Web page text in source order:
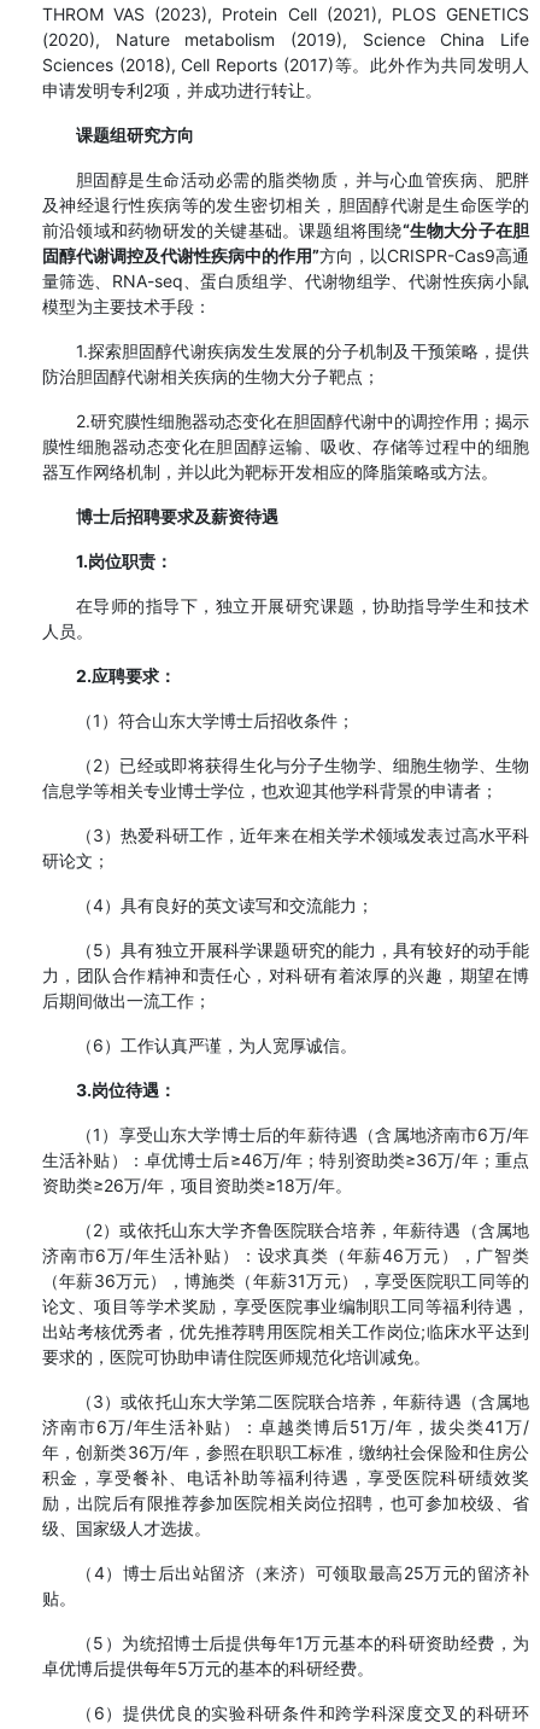
THROM VAS (2023), Protein Cell (2021), PLOS GENETICS
(2020), Nature metabolism (2019), Science China Life
Sciences (2018), Cell Reports (2017)等。此外作为共同发明人
申请发明专利2项，并成功进行转让。
课题组研究方向
胆固醇是生命活动必需的脂类物质，并与心血管疾病、肥胖
及神经退行性疾病等的发生密切相关，胆固醇代谢是生命医学的
前沿领域和药物研发的关键基础。课题组将围绕“生物大分子在胆
固醇代谢调控及代谢性疾病中的作用”方向，以CRISPR-Cas9高通
量筛选、RNA-seq、蛋白质组学、代谢物组学、代谢性疾病小鼠
模型为主要技术手段：
1.探索胆固醇代谢疾病发生发展的分子机制及干预策略，提供
防治胆固醇代谢相关疾病的生物大分子靶点；
2.研究膜性细胞器动态变化在胆固醇代谢中的调控作用；揭示
膜性细胞器动态变化在胆固醇运输、吸收、存储等过程中的细胞
器互作网络机制，并以此为靶标开发相应的降脂策略或方法。
博士后招聘要求及薪资待遇
1.岗位职责：
在导师的指导下，独立开展研究课题，协助指导学生和技术
人员。
2.应聘要求：
（1）符合山东大学博士后招收条件；
（2）已经或即将获得生化与分子生物学、细胞生物学、生物
信息学等相关专业博士学位，也欢迎其他学科背景的申请者；
（3）热爱科研工作，近年来在相关学术领域发表过高水平科
研论文；
（4）具有良好的英文读写和交流能力；
（5）具有独立开展科学课题研究的能力，具有较好的动手能
力，团队合作精神和责任心，对科研有着浓厚的兴趣，期望在博
后期间做出一流工作；
（6）工作认真严谨，为人宽厚诚信。
3.岗位待遇：
（1）享受山东大学博士后的年薪待遇（含属地济南市6万/年
生活补贴）：卓优博士后≥46万/年；特别资助类≥36万/年；重点
资助类≥26万/年，项目资助类≥18万/年。
（2）或依托山东大学齐鲁医院联合培养，年薪待遇（含属地
济南市6万/年生活补贴）：设求真类（年薪46万元），广智类
（年薪36万元），博施类（年薪31万元），享受医院职工同等的
论文、项目等学术奖励，享受医院事业编制职工同等福利待遇，
出站考核优秀者，优先推荐聘用医院相关工作岗位;临床水平达到
要求的，医院可协助申请住院医师规范化培训减免。
（3）或依托山东大学第二医院联合培养，年薪待遇（含属地
济南市6万/年生活补贴）：卓越类博后51万/年，拔尖类41万/
年，创新类36万/年，参照在职职工标准，缴纳社会保险和住房公
积金，享受餐补、电话补助等福利待遇，享受医院科研绩效奖
励，出院后有限推荐参加医院相关岗位招聘，也可参加校级、省
级、国家级人才选拔。
（4）博士后出站留济（来济）可领取最高25万元的留济补
贴。
（5）为统招博士后提供每年1万元基本的科研资助经费，为
卓优博后提供每年5万元的基本的科研经费。
（6）提供优良的实验科研条件和跨学科深度交叉的科研环